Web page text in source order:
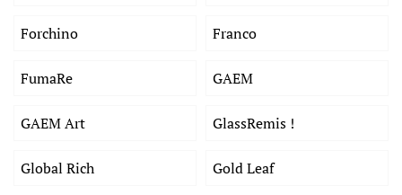
Forchino Franco
FumaRe GAEM
GAEM Art GlassRemis !
Global Rich Gold Leaf